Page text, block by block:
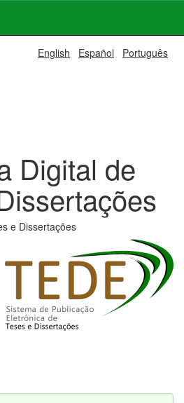
English Español Português
Digital de
e Dissertações